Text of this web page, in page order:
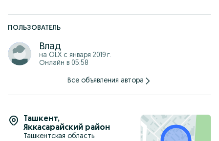
ПОЛЬЗОВАТЕЛЬ
Влад
на OLX с января 2019 г.
Онлайн в 05:58
Все объявления автора
Ташкент,
Яккасарайский район
Ташкентская область